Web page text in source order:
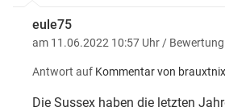
eule75
am 11.06.2022 10:57 Uhr /
Antwort auf Kommentar von brauxtnix
Die Sussex haben die letzten